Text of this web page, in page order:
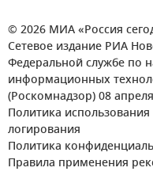
© 2026 МИА «Россия
Сетевое издание РИА
Федеральной службе по
информационных
(Роскомнадзор) 08
Политика
логирования
Политика
Правила применения